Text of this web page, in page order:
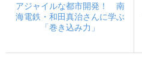
アジャイルな都市開発！ 南
海電鉄・和田真治さんに学ぶ
「巻き込み力」